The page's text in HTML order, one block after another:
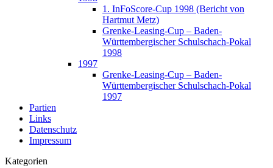
1. InFoScore-Cup 1998 (Bericht von
Hartmut Metz)
Grenke-Leasing-Cup – Baden-
Württembergischer Schulschach-Pokal
1998
1997
Grenke-Leasing-Cup – Baden-
Württembergischer Schulschach-Pokal
1997
Partien
Links
Datenschutz
Impressum
Kategorien